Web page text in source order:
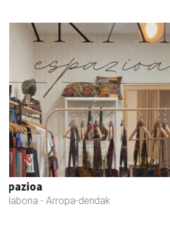
Iraola aholkularitza
Amasa-Villabona - Abokatuak
Previous